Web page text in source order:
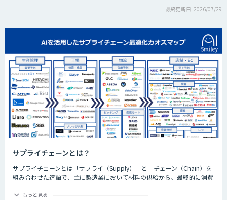
最終更新日: 2026/07/29
サプライチェーンとは？
サプライチェーンとは「サプライ（Supply）」と「チェーン（Chain）を
組み合わせた造語で、主に製造業において材料の供給から、最終的に消費
がっていることを表してサプライチェーンと呼びます。
もっと見る